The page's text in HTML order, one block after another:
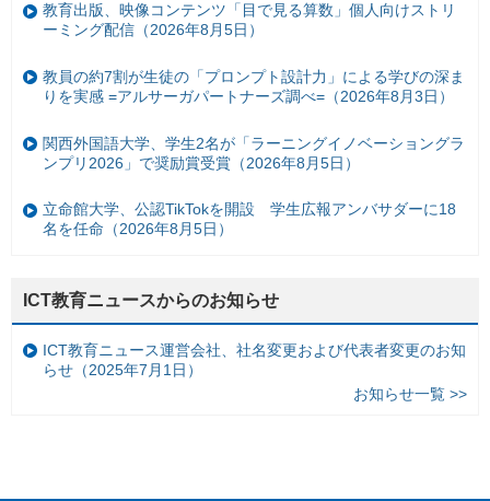
教育出版、映像コンテンツ「目で見る算数」個人向けストリ
ーミング配信（2026年8月5日）
教員の約7割が生徒の「プロンプト設計力」による学びの深ま
りを実感 =アルサーガパートナーズ調べ=（2026年8月3日）
関西外国語大学、学生2名が「ラーニングイノベーショングラ
ンプリ2026」で奨励賞受賞（2026年8月5日）
立命館大学、公認TikTokを開設 学生広報アンバサダーに18
名を任命（2026年8月5日）
ICT教育ニュースからのお知らせ
ICT教育ニュース運営会社、社名変更および代表者変更のお知
らせ（2025年7月1日）
お知らせ一覧 >>